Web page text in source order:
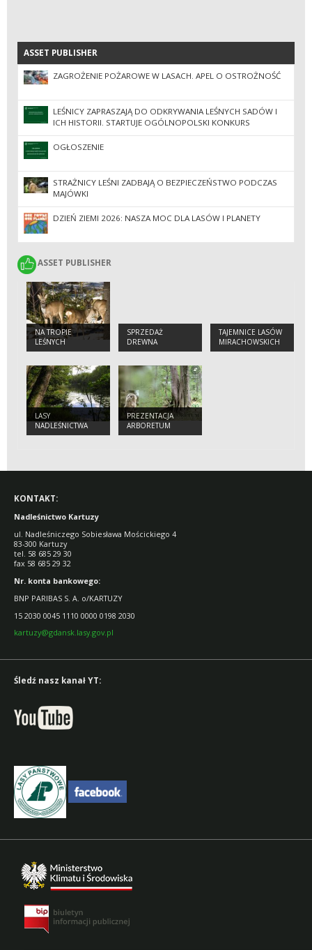
ASSET PUBLISHER
ASSET PUBLISHER
ZAGROŻENIE POŻAROWE W LASACH. APEL O OSTROŻNOŚĆ
LEŚNICY ZAPRASZAJĄ DO ODKRYWANIA LEŚNYCH SADÓW I
ICH HISTORII. STARTUJE OGÓLNOPOLSKI KONKURS
FOTOGRAFICZNY
OGŁOSZENIE
STRAŻNICY LEŚNI ZADBAJĄ O BEZPIECZEŃSTWO PODCZAS
MAJÓWKI
DZIEŃ ZIEMI 2026: NASZA MOC DLA LASÓW I PLANETY
ASSET PUBLISHER
ASSET PUBLISHER
NA TROPIE
LEŚNYCH
ZWIERZĄT.
SPRZEDAŻ
DREWNA
TAJEMNICE LASÓW
MIRACHOWSKICH
LASY
NADLEŚNICTWA
PREZENTACJA
ARBORETUM
NADLEŚNICTWA
KONTAKT:
Nadleśnictwo Kartuzy
ul. Nadleśniczego Sobiesława Mościckiego 4
83-300 Kartuzy
tel. 58 685 29 30
fax 58 685 29 32
Nr. konta bankowego:
BNP PARIBAS S. A. o/KARTUZY
15 2030 0045 1110 0000 0198 2030
kartuzy@gdansk.lasy.gov.pl
Śledź nasz kanał YT: